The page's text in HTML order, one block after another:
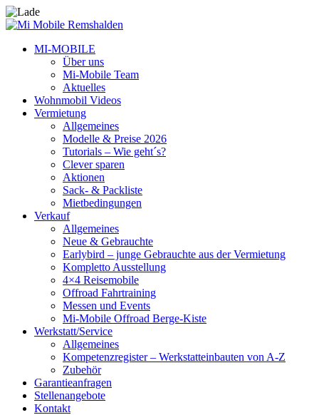
MI-MOBILE
Über uns
Mi-Mobile Team
Aktuelles
Wohnmobil Videos
Vermietung
Allgemeines
Modelle & Preise 2026
Tutorials – Wie geht´s?
Clever sparen
Aktionen
Sack- & Packliste
Mietbedingungen
Verkauf
Allgemeines
Neue & Gebrauchte
Earlybird – junge Gebrauchte aus der Vermietung
Kompletto Ausstellung
4×4 Reisemobile
Offroad Fahrtraining
Messen und Events
Mi-Mobile Offroad Berge-Kiste
Werkstatt/Service
Allgemeines
Kompetenzregister – Werkstatteinbauten von A-Z
Zubehör
Garantieanfragen
Stellenangebote
Kontakt